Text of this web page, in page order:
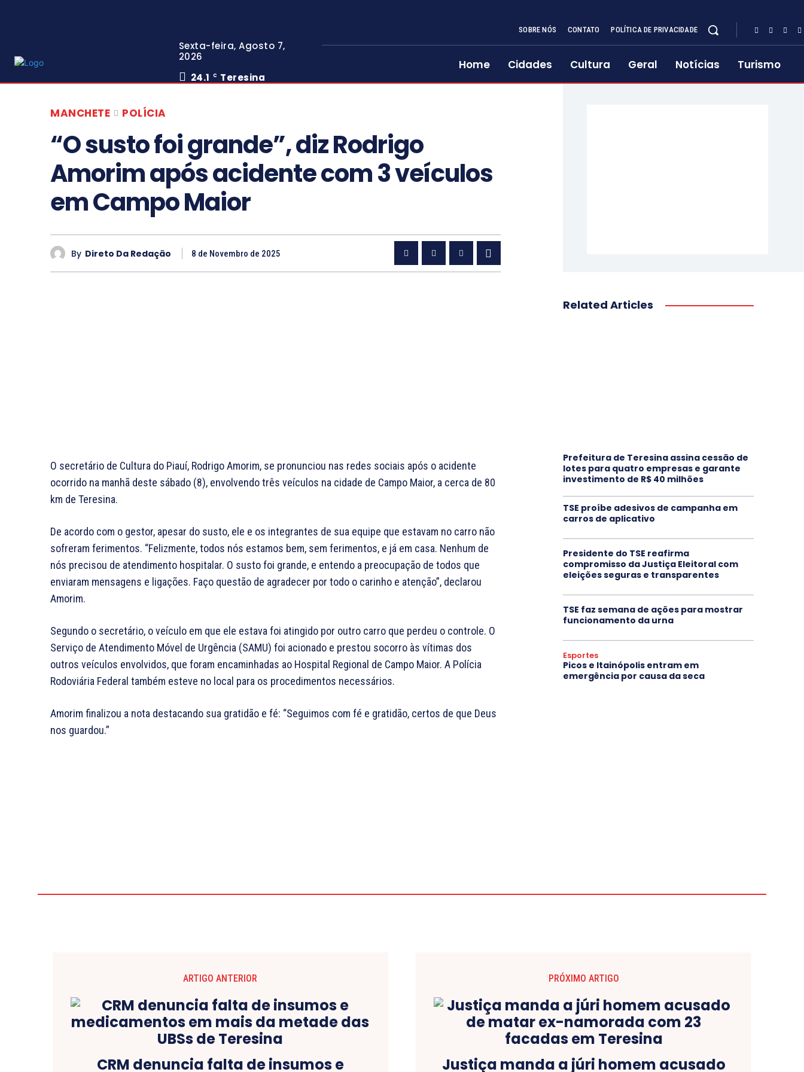
Sexta-feira, Agosto 7,
2026
24.1
C Teresina
SOBRE NÓS CONTATO POLÍTICA DE PRIVACIDADE
Home Cidades Cultura Geral Notícias Turismo
MANCHETE POLÍCIA
“O susto foi grande”, diz Rodrigo
Amorim após acidente com 3 veículos
em Campo Maior
By Direto Da Redação 8 de Novembro de 2025
O secretário de Cultura do Piauí, Rodrigo Amorim, se pronunciou nas redes sociais após o acidente
ocorrido na manhã deste sábado (8), envolvendo três veículos na cidade de Campo Maior, a cerca de 80
km de Teresina.
De acordo com o gestor, apesar do susto, ele e os integrantes de sua equipe que estavam no carro não
sofreram ferimentos. “Felizmente, todos nós estamos bem, sem ferimentos, e já em casa. Nenhum de
nós precisou de atendimento hospitalar. O susto foi grande, e entendo a preocupação de todos que
enviaram mensagens e ligações. Faço questão de agradecer por todo o carinho e atenção”, declarou
Amorim.
Segundo o secretário, o veículo em que ele estava foi atingido por outro carro que perdeu o controle. O
Serviço de Atendimento Móvel de Urgência (SAMU) foi acionado e prestou socorro às vítimas dos
outros veículos envolvidos, que foram encaminhadas ao Hospital Regional de Campo Maior. A Polícia
Rodoviária Federal também esteve no local para os procedimentos necessários.
Amorim finalizou a nota destacando sua gratidão e fé: “Seguimos com fé e gratidão, certos de que Deus
nos guardou.”
Related Articles
Prefeitura de Teresina assina cessão de
lotes para quatro empresas e garante
investimento de R$ 40 milhões
TSE proíbe adesivos de campanha em
carros de aplicativo
Presidente do TSE reafirma
compromisso da Justiça Eleitoral com
eleições seguras e transparentes
TSE faz semana de ações para mostrar
funcionamento da urna
Esportes
Picos e Itainópolis entram em
emergência por causa da seca
ARTIGO ANTERIOR
CRM denuncia falta de insumos e
PRÓXIMO ARTIGO
Justiça manda a júri homem acusado